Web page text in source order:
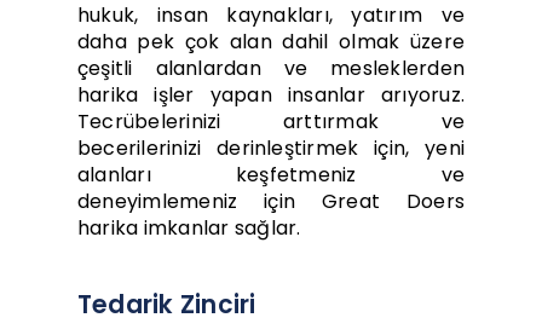
hukuk, insan kaynakları, yatırım ve
daha pek çok alan dahil olmak üzere
çeşitli alanlardan ve mesleklerden
harika işler yapan insanlar arıyoruz.
Tecrübelerinizi arttırmak ve
becerilerinizi derinleştirmek için, yeni
alanları keşfetmeniz ve
deneyimlemeniz için Great Doers
harika imkanlar sağlar.
Tedarik Zinciri